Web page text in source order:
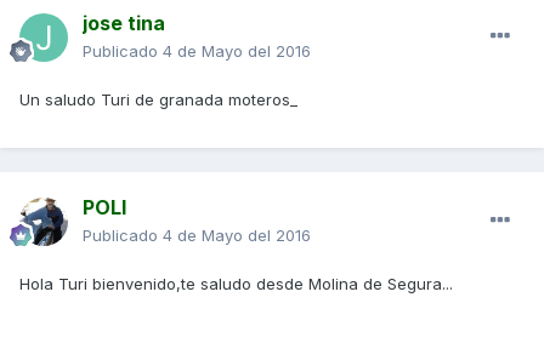
jose tina
Publicado 4 de Mayo del 2016
Un saludo Turi de granada moteros_
POLI
Publicado 4 de Mayo del 2016
Hola Turi bienvenido,te saludo desde Molina de Segura...